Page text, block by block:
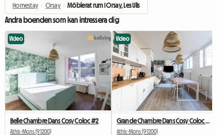
Homestay › Orsay › Möblerat rum i Orsay, Les Ulis
Andra boenden som kan intressera dig
Video
Belle Chambre Dans Cosy Coloc #2
Athis-Mons (91200)
Video
Athis-Mons (91200)